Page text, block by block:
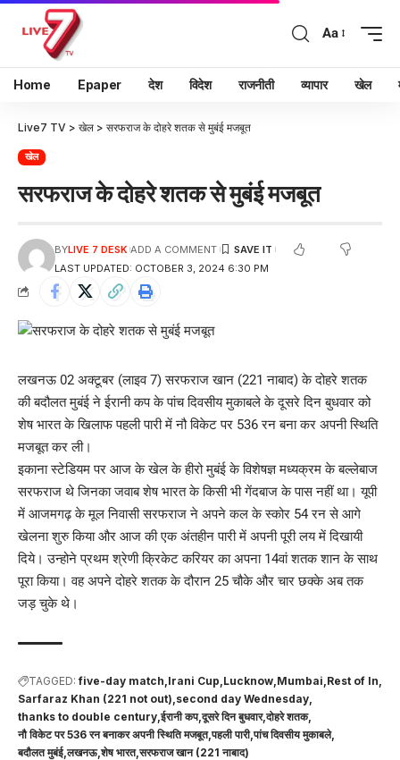
Aa
Home Epaper देश विदेश राजनीती व्यापार खेल
Live7 TV > खेल > सरफराज के दोहरे शतक से मुबंई मजबूत
खेल
सरफराज के दोहरे शतक से मुबंई मजबूत
LAST UPDATED: OCTOBER 3, 2024 6:30 PM
BYLIVE 7 DESK ADD A COMMENT
लखनऊ 02 अक्टूबर (लाइव 7) सरफराज खान (221 नाबाद) के दोहरे शतक
की बदौलत मुबंई ने ईरानी कप के पांच दिवसीय मुकाबले के दूसरे दिन बुधवार को
शेष भारत के खिलाफ पहली पारी में नौ विकेट पर 536 रन बना कर अपनी स्थिति
मजबूत कर ली।
इकाना स्टेडियम पर आज के खेल के हीरो मुबंई के विशेषज्ञ मध्यक्रम के बल्लेबाज
सरफराज थे जिनका जवाब शेष भारत के किसी भी गेंदबाज के पास नहीं था। यूपी
में आजमगढ़ के मूल निवासी सरफराज ने अपने कल के स्कोर 54 रन से आगे
खेलना शुरु किया और आज की एक अंतहीन पारी में अपनी पूरी लय में दिखायी
दिये। उन्होने प्रथम श्रेणी क्रिकेट करियर का अपना 14वां शतक शान के साथ
पूरा किया। वह अपने दोहरे शतक के दौरान 25 चौके और चार छक्के अब तक
जड़ चुके थे।
TAGGED: five-day match Irani Cup Lucknow Mumbai Rest of In
Sarfaraz Khan (221 not out) second day Wednesday
thanks to double century ईरानी कप दूसरे दिन बुधवार दोहरे शतक
नौ विकेट पर 536 रन बनाकर अपनी स्थिति मजबूत पहली पारी पांच दिवसीय मुकाबले
बदौलत मुबंई लखनऊ शेष भारत सरफराज खान (221 नाबाद)